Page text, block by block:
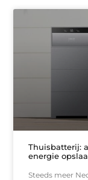
Thuisbatterij:
energie
Steeds meer